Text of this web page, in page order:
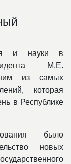
и науки в
М.Е.
из самых
которая
в Республике
было
новых